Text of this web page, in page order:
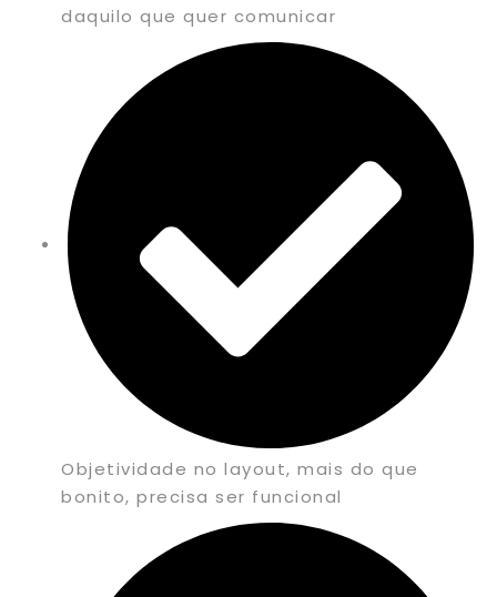
daquilo que quer comunicar
Objetividade no layout, mais do que
bonito, precisa ser funcional